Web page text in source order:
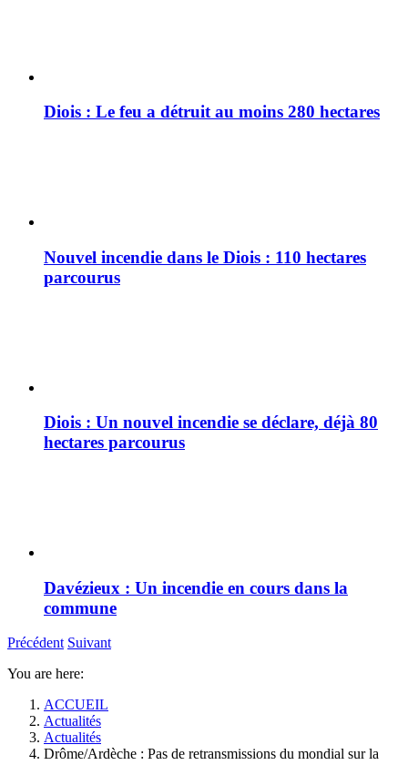
Diois : Le feu a détruit au moins 280 hectares
Nouvel incendie dans le Diois : 110 hectares
parcourus
Diois : Un nouvel incendie se déclare, déjà 80
hectares parcourus
Davézieux : Un incendie en cours dans la
commune
Précédent Suivant
You are here:
ACCUEIL
Actualités
Actualités
Drôme/Ardèche : Pas de retransmissions du mondial sur la